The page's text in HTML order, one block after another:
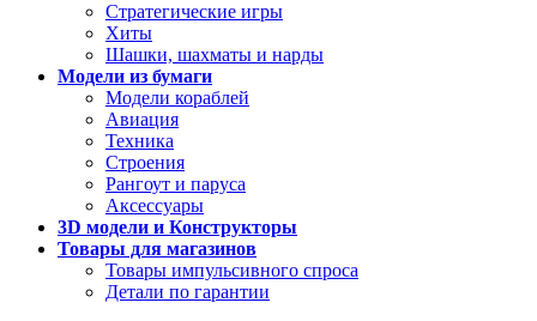
Стратегические игры
Хиты
Шашки, шахматы и нарды
Модели из бумаги
Модели кораблей
Авиация
Техника
Строения
Рангоут и паруса
Аксессуары
3D модели и Конструкторы
Товары для магазинов
Товары импульсивного спроса
Детали по гарантии